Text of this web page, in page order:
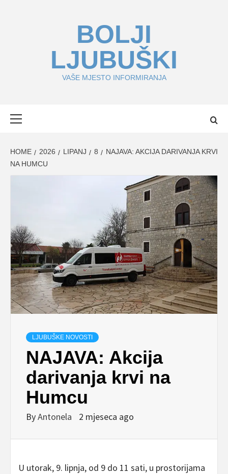
BOLJI
LJUBUŠKI
VAŠE MJESTO INFORMIRANJA
HOME 2026 LIPANJ 8
NAJAVA: AKCIJA DARIVANJA KRVI
NA HUMCU
LJUBUŠKE NOVOSTI
NAJAVA: Akcija
darivanja krvi na
Humcu
ByAntonela 2 mjeseca ago
U utorak, 9. lipnja, od 9 do 11 sati, u prostorijama